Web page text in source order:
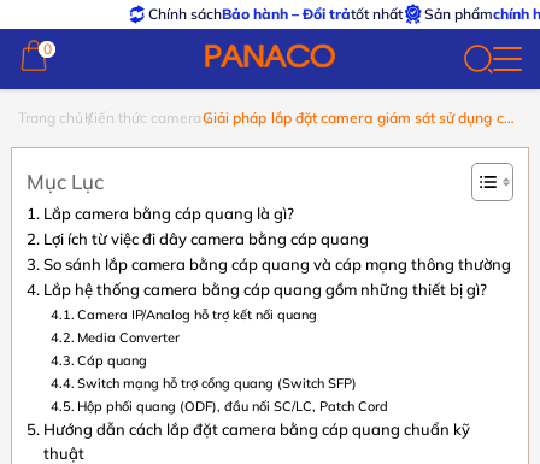
Chính sáchBảo hành – Đổi trảtốt nhất Sản phẩmchính hãng –
0
0
Trang chủ Kiến thức cameraGiải pháp lắp đặt camera giám sát sử dụng cáp
Mục Lục
Lắp camera bằng cáp quang là gì?
Lợi ích từ việc đi dây camera bằng cáp quang
So sánh lắp camera bằng cáp quang và cáp mạng thông thường
Lắp hệ thống camera bằng cáp quang gồm những thiết bị gì?
Camera IP/Analog hỗ trợ kết nối quang
Media Converter
Cáp quang
Switch mạng hỗ trợ cổng quang (Switch SFP)
Hộp phối quang (ODF), đầu nối SC/LC, Patch Cord
Hướng dẫn cách lắp đặt camera bằng cáp quang chuẩn kỹ
thuật